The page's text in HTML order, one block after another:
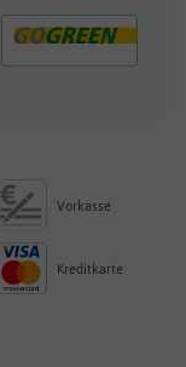
Vorkasse
Kreditkarte